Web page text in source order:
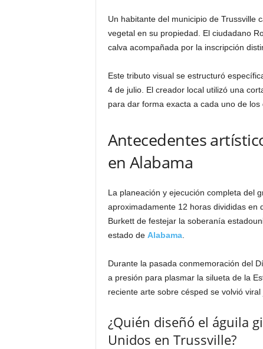
Un habitante del municipio de Trussville
vegetal en su propiedad. El ciudadano
calva acompañada por la inscripción
Este tributo visual se estructuró
4 de julio. El creador local utilizó una
para dar forma exacta a cada uno de
Antecedentes
en Alabama
La planeación y ejecución completa del
aproximadamente 12 horas divididas en
Burkett de festejar la soberanía
estado de Alabama.
Durante la pasada conmemoración del
a presión para plasmar la silueta de la
reciente arte sobre césped se volvió
¿Quién diseñó el águila
Unidos en Trussville?